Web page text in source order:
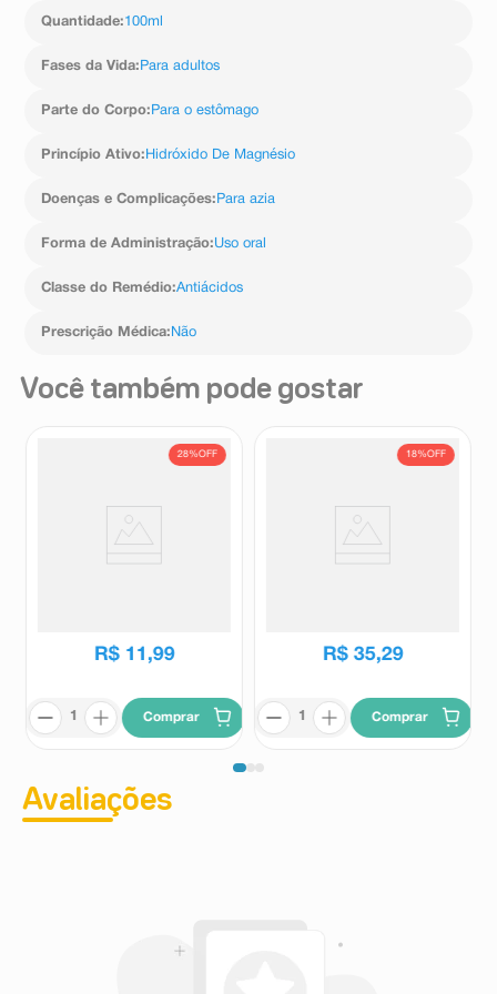
Quantidade:100ml
Fases da Vida: Para adultos
Parte do Corpo: Para o estômago
Princípio Ativo: Hidróxido De Magnésio
Doenças e Complicações: Para azia
Forma de Administração:Uso oral
Classe do Remédio:Antiácidos
Prescrição Médica: Não
Você também pode gostar
28%OFF
R$ 11 ,99
Comprar
18%OFF
R$ 35,29
Comprar
Avaliações